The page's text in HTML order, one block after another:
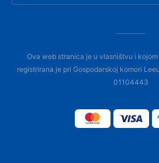
Ova web stranica je u vlasništvu i
registrirana je pri Gospodarskoj komori
01104443